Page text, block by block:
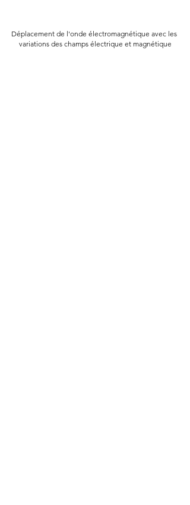
Déplacement de l'onde électromagnétique avec les
variations des champs électrique et magnétique